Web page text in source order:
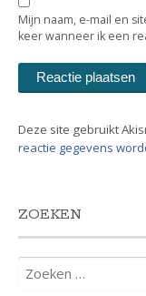
Mijn naam, e-mail en
keer wanneer ik een
Deze site gebruikt
reactie gegevens
ZOEKEN
naar: